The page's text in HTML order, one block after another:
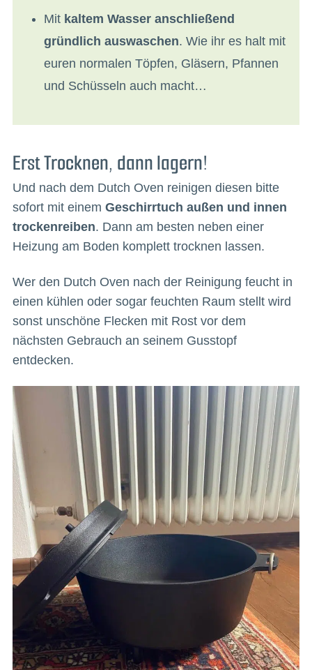
Mit kaltem Wasser anschließend
gründlich auswaschen. Wie ihr es halt mit
euren normalen Töpfen, Gläsern, Pfannen
und Schüsseln auch macht…
Erst Trocknen, dann lagern!
Und nach dem Dutch Oven reinigen diesen bitte
sofort mit einem Geschirrtuch außen und innen
trockenreiben. Dann am besten neben einer
Heizung am Boden komplett trocknen lassen.
Wer den Dutch Oven nach der Reinigung feucht in
einen kühlen oder sogar feuchten Raum stellt wird
sonst unschöne Flecken mit Rost vor dem
nächsten Gebrauch an seinem Gusstopf
entdecken.